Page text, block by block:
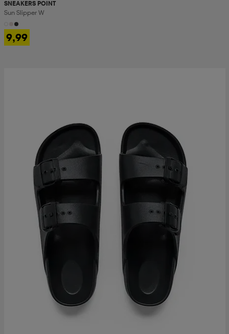
SNEAKERS POINT
Sun Slipper W
9,99